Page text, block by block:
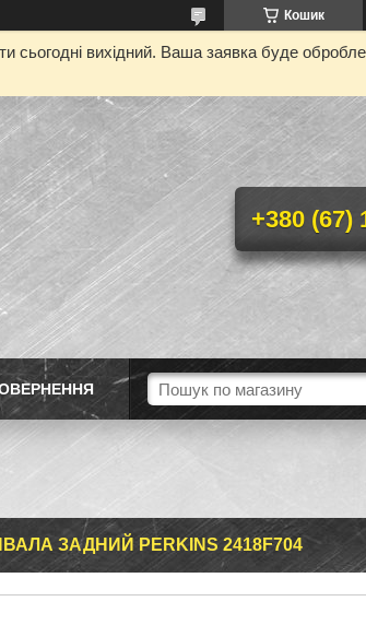
Кошик
сьогодні вихідний. Ваша заявка буде
+380 (67)
ЗАДНИЙ PERKINS 2418F704